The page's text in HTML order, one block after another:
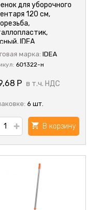
для уборочного
120 см,
IDEA
марка: IDEA
601322-н
Р в т.ч. НДС
6 шт.
В корзину